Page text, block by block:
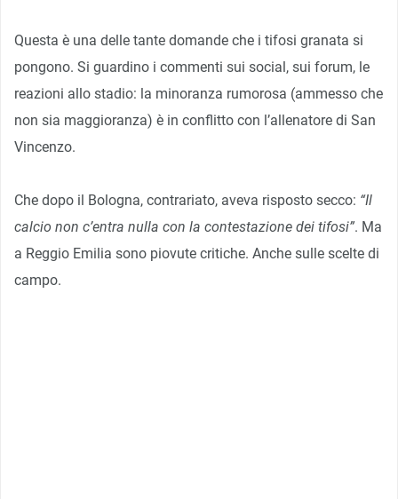
Questa è una delle tante domande che i tifosi granata si
pongono. Si guardino i commenti sui social, sui forum, le
reazioni allo stadio: la minoranza rumorosa (ammesso che
non sia maggioranza) è in conflitto con l’allenatore di San
Vincenzo.
Che dopo il Bologna, contrariato, aveva risposto secco: “Il
calcio non c’entra nulla con la contestazione dei tifosi”. Ma
a Reggio Emilia sono piovute critiche. Anche sulle scelte di
campo.